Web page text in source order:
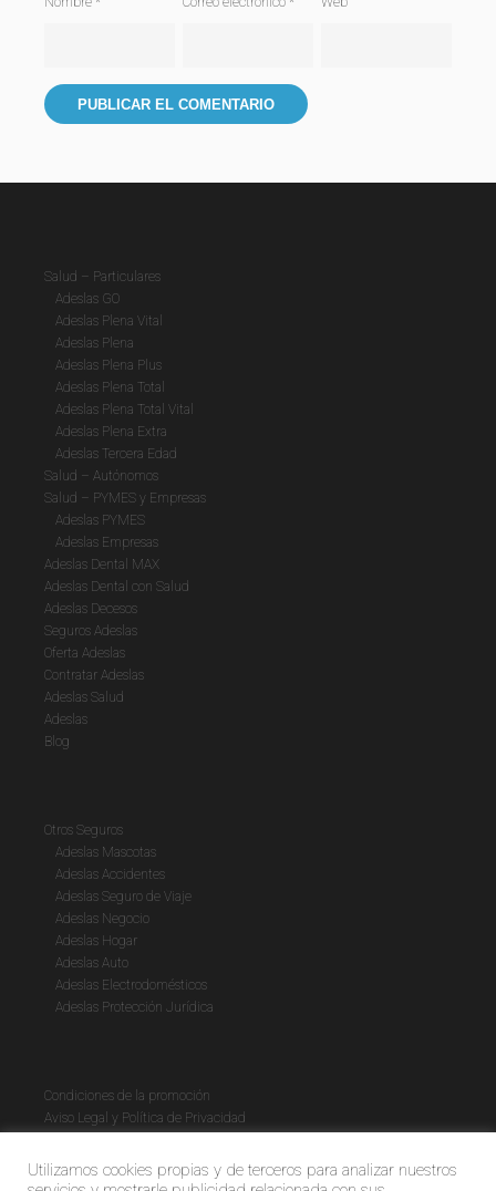
Salud – Particulares
Adeslas GO
Adeslas Plena Vital
Adeslas Plena
Adeslas Plena Plus
Adeslas Plena Total
Adeslas Plena Total Vital
Adeslas Plena Extra
Adeslas Tercera Edad
Salud – Autónomos
Salud – PYMES y Empresas
Adeslas PYMES
Adeslas Empresas
Adeslas Dental MAX
Adeslas Dental con Salud
Adeslas Decesos
Seguros Adeslas
Oferta Adeslas
Contratar Adeslas
Adeslas Salud
Adeslas
Blog
Otros Seguros
Adeslas Mascotas
Adeslas Accidentes
Adeslas Seguro de Viaje
Adeslas Negocio
Adeslas Hogar
Adeslas Auto
Adeslas Electrodomésticos
Adeslas Protección Jurídica
Condiciones de la promoción
Aviso Legal y Política de Privacidad
Utilizamos cookies propias y de terceros para analizar nuestros